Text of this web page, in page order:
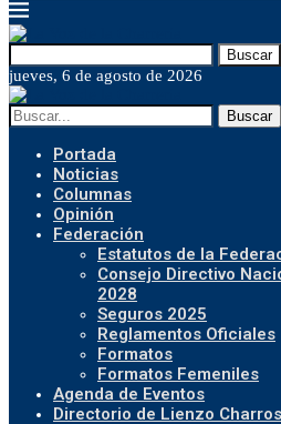
Buscar
jueves, 6 de agosto de 2026
Buscar
Portada
Noticias
Columnas
Opinión
Federación
Estatutos de la
Consejo Directivo
2028
Seguros 2025
Reglamentos Oficiales
Formatos
Formatos Femeniles
Agenda de Eventos
Directorio de Lienzo Charros